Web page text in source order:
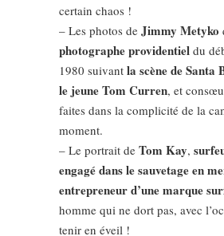
certain chaos !
– Les photos de Jimmy Metyko
photographe providentiel du
1980 suivant la scène de Santa
le jeune Tom Curren, et
faites dans la complicité de la
moment.
– Le portrait de Tom Kay,
engagé dans le sauvetage en
entrepreneur d’une marque
homme qui ne dort pas, avec
tenir en éveil !